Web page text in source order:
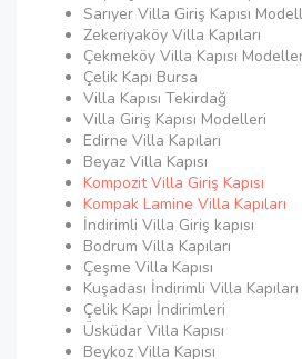
Sarıyer Villa Giriş Kapısı
Zekeriyaköy Villa Kapıları
Çekmeköy Villa Kapısı
Çelik Kapı Bursa
Villa Kapısı Tekirdağ
Villa Giriş Kapısı Modelleri
Edirne Villa Kapıları
Beyaz Villa Kapısı
Kompozit Villa Giriş Kapısı
Kompak Lamine Villa Kapıları
İndirimli Villa Giriş kapısı
Bodrum Villa Kapıları
Çeşme Villa Kapısı
Kuşadası İndirimli Villa Kapıları
Çelik Kapı İndirimleri
Üsküdar Villa Kapısı
Beykoz Villa Kapısı